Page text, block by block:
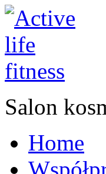
Salon
Home